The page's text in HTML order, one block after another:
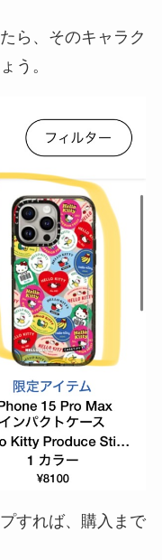
ら、そのキャラク
う。
すれば、購入まで